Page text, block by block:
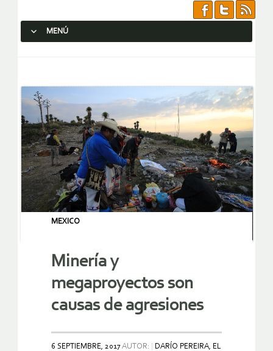
MENÚ
MEXICO
Minería y
megaproyectos son
causas de agresiones
6 SEPTIEMBRE, 2017AUTOR:
DARÍO PEREIRA, EL